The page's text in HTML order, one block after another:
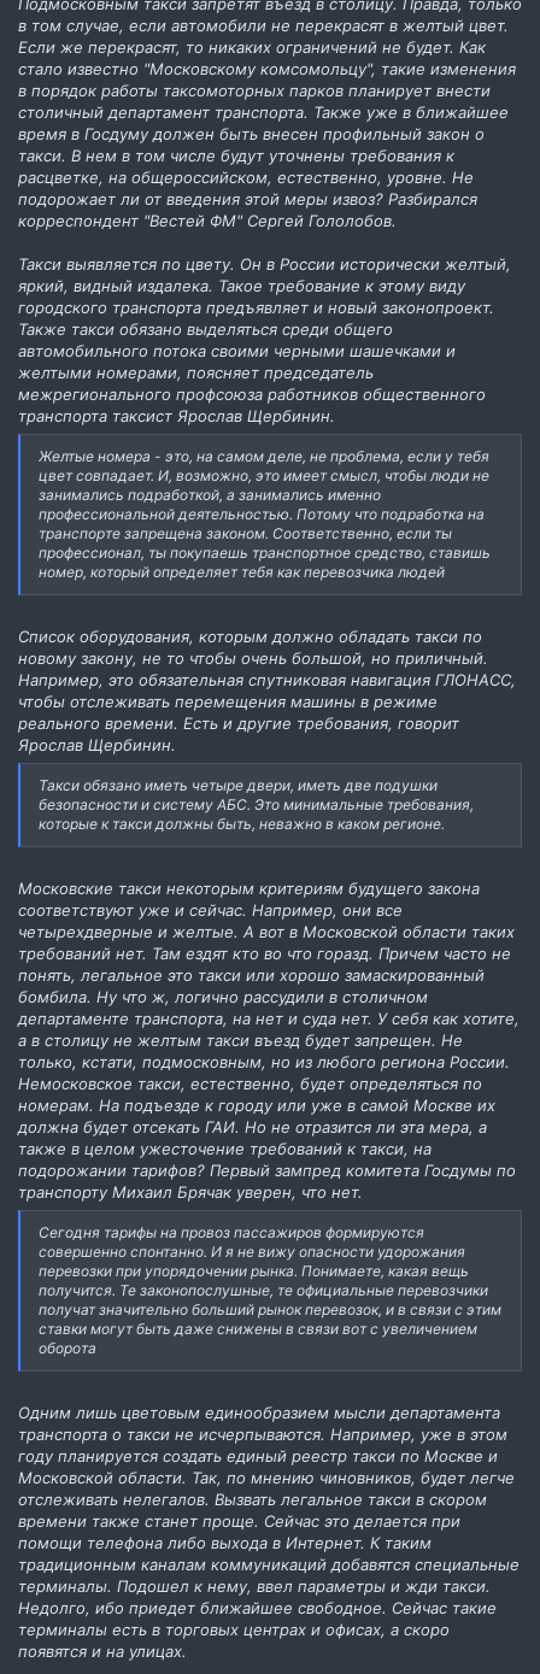
в том случае, если автомобили не перекрасят в желтый цвет.
Если же перекрасят, то никаких ограничений не будет. Как
стало известно "Московскому комсомольцу", такие изменения
в порядок работы таксомоторных парков планирует внести
столичный департамент транспорта. Также уже в ближайшее
время в Госдуму должен быть внесен профильный закон о
такси. В нем в том числе будут уточнены требования к
расцветке, на общероссийском, естественно, уровне. Не
подорожает ли от введения этой меры извоз? Разбирался
корреспондент "Вестей ФМ" Сергей Гололобов.
Такси выявляется по цвету. Он в России исторически желтый,
яркий, видный издалека. Такое требование к этому виду
городского транспорта предъявляет и новый законопроект.
Также такси обязано выделяться среди общего
автомобильного потока своими черными шашечками и
желтыми номерами, поясняет председатель
межрегионального профсоюза работников общественного
транспорта таксист Ярослав Щербинин.
Желтые номера - это, на самом деле, не проблема, если у тебя
цвет совпадает. И, возможно, это имеет смысл, чтобы люди не
занимались подработкой, а занимались именно
профессиональной деятельностью. Потому что подработка на
транспорте запрещена законом. Соответственно, если ты
профессионал, ты покупаешь транспортное средство, ставишь
номер, который определяет тебя как перевозчика людей
Список оборудования, которым должно обладать такси по
новому закону, не то чтобы очень большой, но приличный.
Например, это обязательная спутниковая навигация ГЛОНАСС,
чтобы отслеживать перемещения машины в режиме
реального времени. Есть и другие требования, говорит
Ярослав Щербинин.
Такси обязано иметь четыре двери, иметь две подушки
безопасности и систему АБС. Это минимальные требования,
которые к такси должны быть, неважно в каком регионе.
Московские такси некоторым критериям будущего закона
соответствуют уже и сейчас. Например, они все
четырехдверные и желтые. А вот в Московской области таких
требований нет. Там ездят кто во что горазд. Причем часто не
понять, легальное это такси или хорошо замаскированный
бомбила. Ну что ж, логично рассудили в столичном
департаменте транспорта, на нет и суда нет. У себя как хотите,
а в столицу не желтым такси въезд будет запрещен. Не
только, кстати, подмосковным, но из любого региона России.
Немосковское такси, естественно, будет определяться по
номерам. На подъезде к городу или уже в самой Москве их
должна будет отсекать ГАИ. Но не отразится ли эта мера, а
также в целом ужесточение требований к такси, на
подорожании тарифов? Первый зампред комитета Госдумы по
транспорту Михаил Брячак уверен, что нет.
Сегодня тарифы на провоз пассажиров формируются
совершенно спонтанно. И я не вижу опасности удорожания
перевозки при упорядочении рынка. Понимаете, какая вещь
получится. Те законопослушные, те официальные перевозчики
получат значительно больший рынок перевозок, и в связи с этим
ставки могут быть даже снижены в связи вот с увеличением
оборота
Одним лишь цветовым единообразием мысли департамента
транспорта о такси не исчерпываются. Например, уже в этом
году планируется создать единый реестр такси по Москве и
Московской области. Так, по мнению чиновников, будет легче
отслеживать нелегалов. Вызвать легальное такси в скором
времени также станет проще. Сейчас это делается при
помощи телефона либо выхода в Интернет. К таким
традиционным каналам коммуникаций добавятся специальные
терминалы. Подошел к нему, ввел параметры и жди такси.
Недолго, ибо приедет ближайшее свободное. Сейчас такие
терминалы есть в торговых центрах и офисах, а скоро
появятся и на улицах.